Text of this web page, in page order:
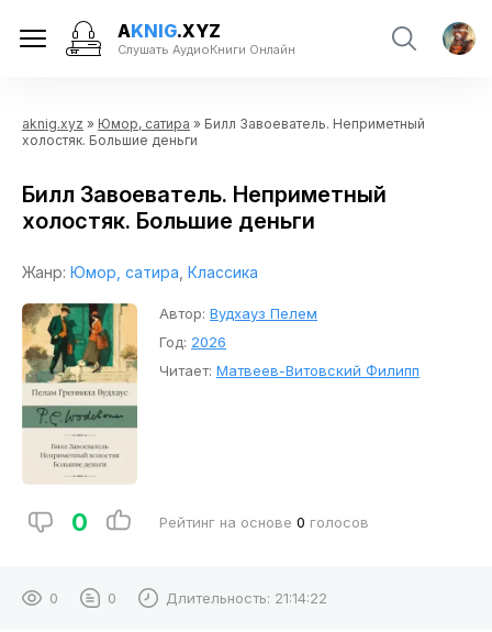
AKNIG.XYZ
Слушать АудиоКниги Онлайн
aknig.xyz » Юмор, сатира » Билл Завоеватель. Неприметный
холостяк. Большие деньги
Билл Завоеватель. Неприметный
холостяк. Большие деньги
Жанр: Юмор, сатира Классика
Автор: Вудхауз Пелем
Год: 2026
Читает: Матвеев-Витовский Филипп
0 Рейтинг на основе 0 голосов
0 0 Длительность: 21:14:22